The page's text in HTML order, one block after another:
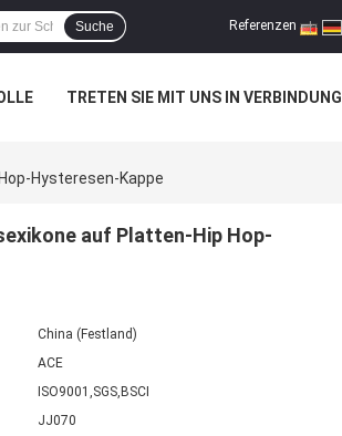
Referenzen |
Suche
TRETEN SIE MIT UNS IN VERBINDUNG
Hysteresen-Kappe
auf Platten-Hip Hop-
China (Festland)
ACE
ISO9001,SGS,BSCI
JJ070